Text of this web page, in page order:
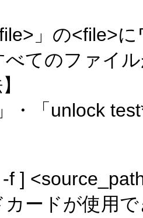
」の<file>
べてのファイ
・「unlock
-f ]
カードが使用